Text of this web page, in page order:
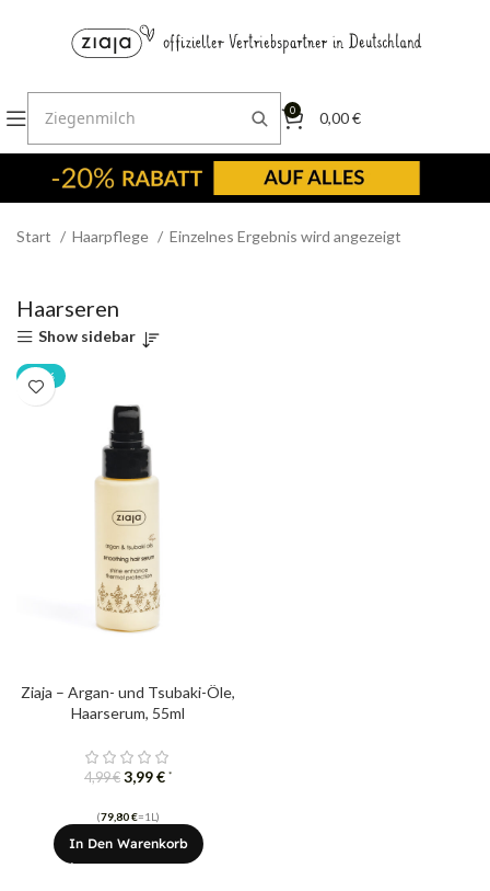
0 0,00€
Start Haarpflege Einzelnes Ergebnis wird angezeigt
Haarseren
Show sidebar
-20%
Ziaja – Argan- und Tsubaki-Öle,
Haarserum, 55ml
4,99€ 3,99€ *
(79,80€=1L)
In Den Warenkorb